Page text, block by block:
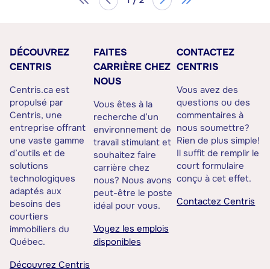
DÉCOUVREZ
CENTRIS
Centris.ca est
propulsé par
Centris, une
entreprise offrant
une vaste gamme
d’outils et de
solutions
technologiques
adaptés aux
besoins des
courtiers
immobiliers du
Québec.
Découvrez Centris
FAITES
CARRIÈRE CHEZ
NOUS
Vous êtes à la
recherche d’un
environnement de
travail stimulant et
souhaitez faire
carrière chez
nous? Nous avons
peut-être le poste
idéal pour vous.
Voyez les emplois
disponibles
CONTACTEZ
CENTRIS
Vous avez des
questions ou des
commentaires à
nous soumettre?
Rien de plus simple!
Il suffit de remplir le
court formulaire
conçu à cet effet.
Contactez Centris